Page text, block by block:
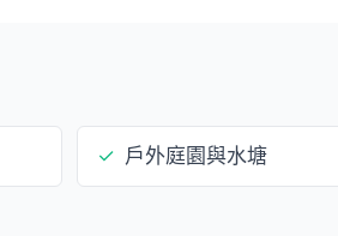
✓ 戶外庭園與水塘